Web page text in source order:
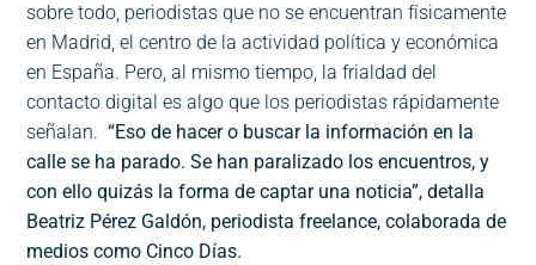
sobre todo, periodistas que no se encuentran físicamente
en Madrid, el centro de la actividad política y económica
en España. Pero, al mismo tiempo, la frialdad del
contacto digital es algo que los periodistas rápidamente
señalan. “Eso de hacer o buscar la información en la
calle se ha parado. Se han paralizado los encuentros, y
con ello quizás la forma de captar una noticia”, detalla
Beatriz Pérez Galdón, periodista freelance, colaborada de
medios como Cinco Días.